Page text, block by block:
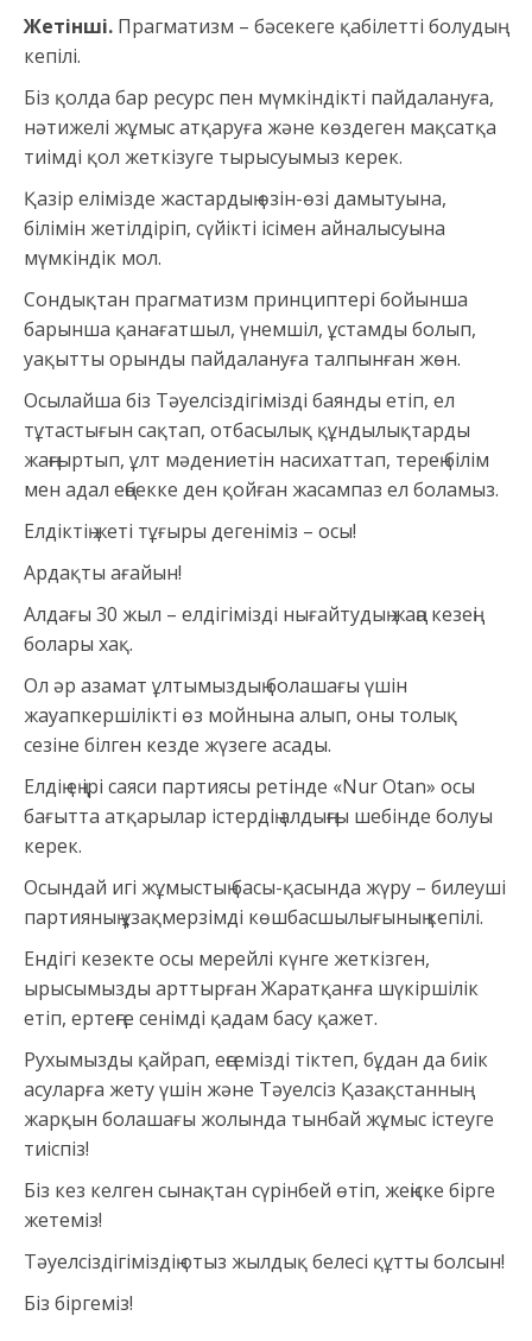
Жетінші. Прагматизм – бәсекеге қабілетті болудың
кепілі.
Біз қолда бар ресурс пен мүмкіндікті пайдалануға,
нәтижелі жұмыс атқаруға және көздеген мақсатқа
тиімді қол жеткізуге тырысуымыз керек.
Қазір елімізде жастардың өзін-өзі дамытуына,
білімін жетілдіріп, сүйікті ісімен айналысуына
мүмкіндік мол.
Сондықтан прагматизм принциптері бойынша
барынша қанағатшыл, үнемшіл, ұстамды болып,
уақытты орынды пайдалануға талпынған жөн.
Осылайша біз Тәуелсіздігімізді баянды етіп, ел
тұтастығын сақтап, отбасылық құндылықтарды
жаңғыртып, ұлт мәдениетін насихаттап, терең білім
мен адал еңбекке ден қойған жасампаз ел боламыз.
Елдіктің жеті тұғыры дегеніміз – осы!
Ардақты ағайын!
Алдағы 30 жыл – елдігімізді нығайтудың жаңа кезеңі
болары хақ.
Ол әр азамат ұлтымыздың болашағы үшін
жауапкершілікті өз мойнына алып, оны толық
сезіне білген кезде жүзеге асады.
Елдің ең ірі саяси партиясы ретінде «Nur Otan» осы
бағытта атқарылар істердің алдыңғы шебінде болуы
керек.
Осындай игі жұмыстың басы-қасында жүру – билеуші
партияның ұзақмерзімді көшбасшылығының кепілі.
Ендігі кезекте осы мерейлі күнге жеткізген,
ырысымызды арттырған Жаратқанға шүкіршілік
етіп, ертеңге сенімді қадам басу қажет.
Рухымызды қайрап, еңсемізді тіктеп, бұдан да биік
асуларға жету үшін және Тәуелсіз Қазақстанның
жарқын болашағы жолында тынбай жұмыс істеуге
тиіспіз!
Біз кез келген сынақтан сүрінбей өтіп, жеңіске бірге
жетеміз!
Тәуелсіздігіміздің отыз жылдық белесі құтты болсын!
Біз біргеміз!